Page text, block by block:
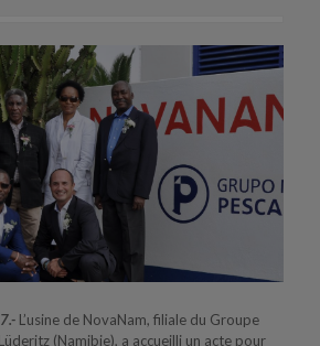
L’usine de NovaNam, filiale du Groupe
(Namibie), a accueilli un acte pour